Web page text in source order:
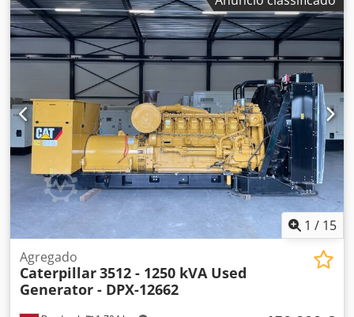
Potência do gerador: 220 kVA Dimensões do
compartimento de carga: 352 x 133 x 181 cm Marcação CE:
sim Volume do tanque de água: 418 l Crjdpfow Thn Usx
Ahusf País de produção: Reino Unido Contacte a equipa
DPX para obter mais informações. = Outras opções e
acessórios = - Bateria - Painel de controlo - Teto em aço -
Camião cisterna
1 / 15
Agregado
Caterpillar3512 - 1250 kVA Used
Generator - DPX-12662